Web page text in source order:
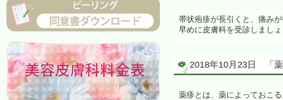
帯状疱疹が長引くと、痛み
早めに皮膚科を受診しましょ
2018年10月23日 「薬
薬疹とは、薬によっておこ